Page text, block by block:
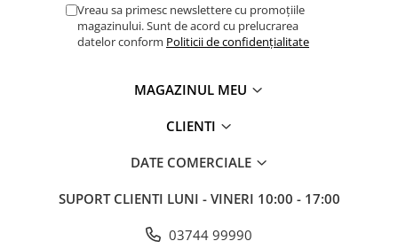
Sigurante
Tablouri electrice
Laptop & PC accesorii, baterii,
Solutii solare portabile
Vreau sa primesc newslettere cu promoțiile
magazinului. Sunt de acord cu prelucrarea
datelor conform Politicii de confidențialitate
MAGAZINUL MEU
CLIENTI
DATE COMERCIALE
SUPORT CLIENTI LUNI - VINERI 10:00 - 17:00
03744 99990